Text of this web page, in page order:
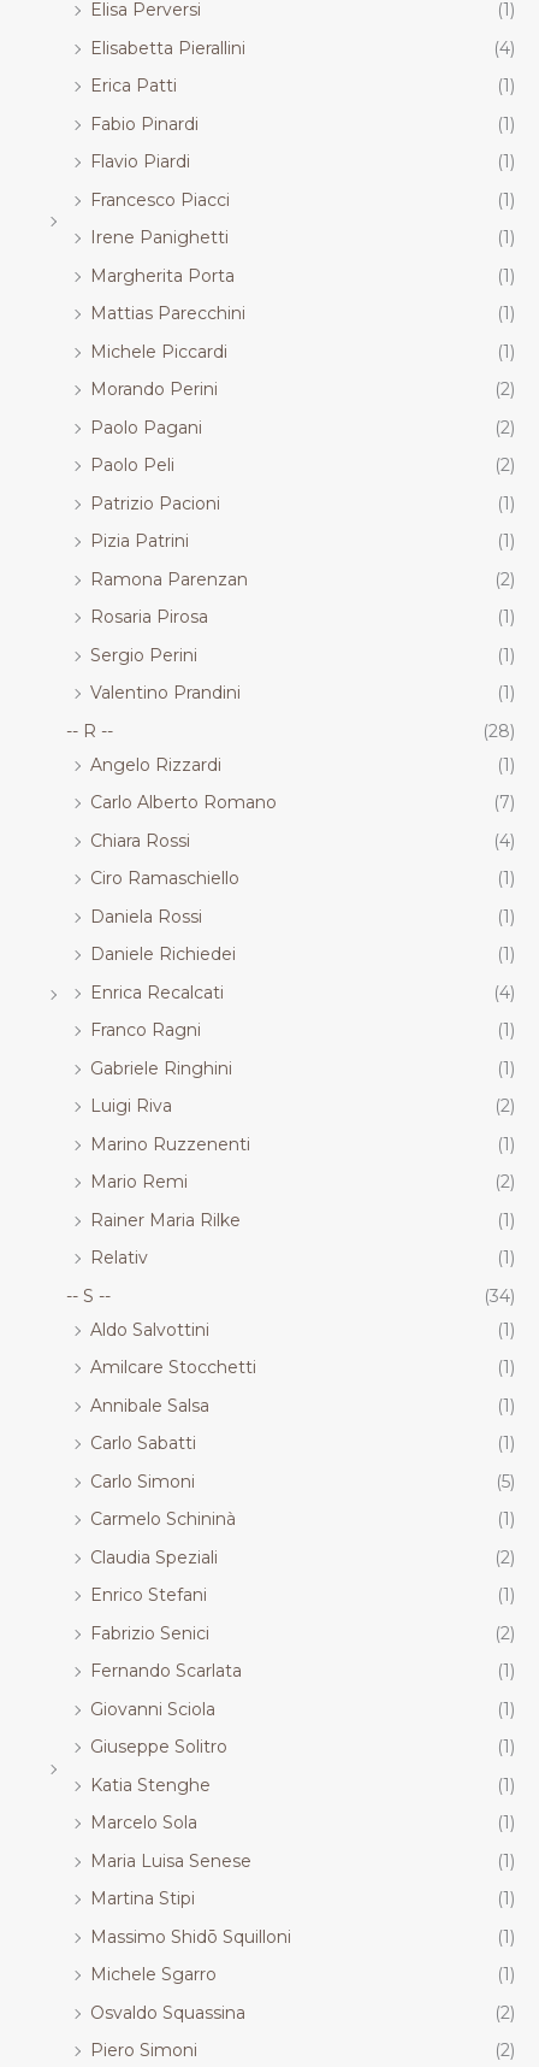
Elisa Perversi
(1)
Elisabetta Pierallini
(4)
Erica Patti
(1)
Fabio Pinardi
(1)
Flavio Piardi
(1)
Francesco Piacci
(1)
Irene Panighetti
(1)
Margherita Porta
(1)
Mattias Parecchini
(1)
Michele Piccardi
(1)
Morando Perini
(2)
Paolo Pagani
(2)
Paolo Peli
(2)
Patrizio Pacioni
(1)
Pizia Patrini
(1)
Ramona Parenzan
(2)
Rosaria Pirosa
(1)
Sergio Perini
(1)
Valentino Prandini
(1)
-- R --
(28)
Angelo Rizzardi
(1)
Carlo Alberto Romano
(7)
Chiara Rossi
(4)
Ciro Ramaschiello
(1)
Daniela Rossi
(1)
Daniele Richiedei
(1)
Enrica Recalcati
(4)
Franco Ragni
(1)
Gabriele Ringhini
(1)
Luigi Riva
(2)
Marino Ruzzenenti
(1)
Mario Remi
(2)
Rainer Maria Rilke
(1)
Relativ
(1)
-- S --
(34)
Aldo Salvottini
(1)
Amilcare Stocchetti
(1)
Annibale Salsa
(1)
Carlo Sabatti
(1)
Carlo Simoni
(5)
Carmelo Schininà
(1)
Claudia Speziali
(2)
Enrico Stefani
(1)
Fabrizio Senici
(2)
Fernando Scarlata
(1)
Giovanni Sciola
(1)
Giuseppe Solitro
(1)
Katia Stenghe
(1)
Marcelo Sola
(1)
Maria Luisa Senese
(1)
Martina Stipi
(1)
Massimo Shidō Squilloni
(1)
Michele Sgarro
(1)
Osvaldo Squassina
(2)
Piero Simoni
(2)